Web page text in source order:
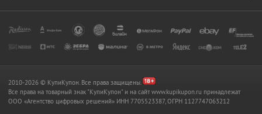
2010-2026 © КупиКупон. Все права защищены.
Все права на товарный знак "КупиКупон" и на сайт www.kupikupon.ru принадлежат
OOO «Агентство цифровых решений» ИНН 7705523387, ОГРН 1127747063212